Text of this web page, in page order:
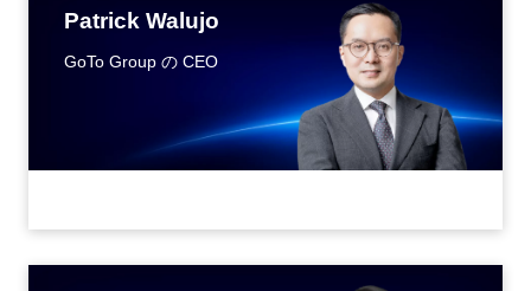
Patrick Walujo
GoTo Group の CEO